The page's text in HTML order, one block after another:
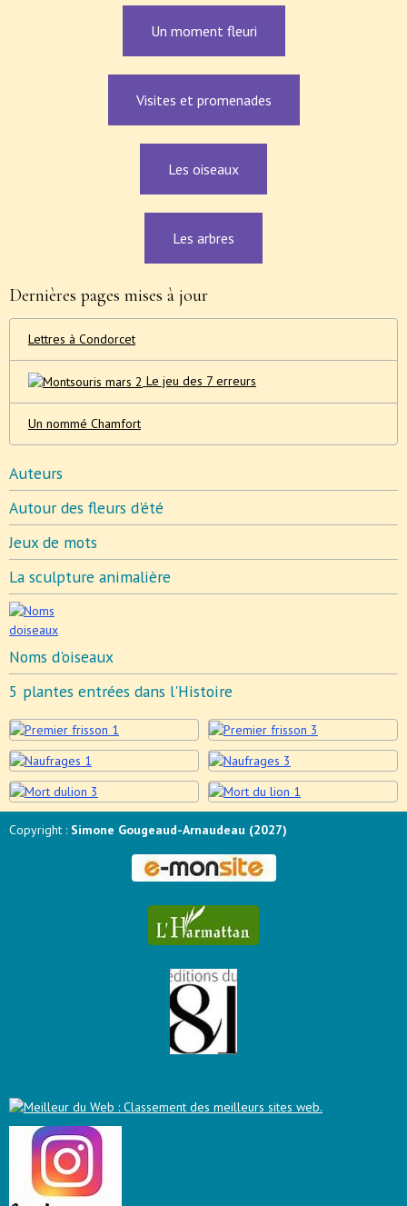
Un moment fleuri
Visites et promenades
Les oiseaux
Les arbres
Dernières pages mises à jour
Lettres à Condorcet
Le jeu des 7 erreurs
Un nommé Chamfort
Auteurs
Autour des fleurs d'été
Jeux de mots
La sculpture animalière
Noms d'oiseaux
5 plantes entrées dans l'Histoire
Copyright : Simone Gougeaud-Arnaudeau (2027)